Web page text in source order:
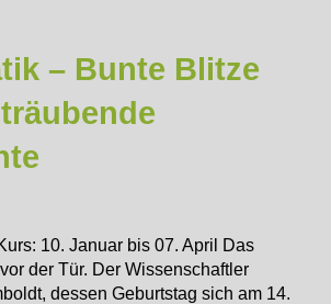
– Bunte Blitze
10. Januar bis 07. April Das
der Tür. Der Wissenschaftler
dessen Geburtstag sich am 14.